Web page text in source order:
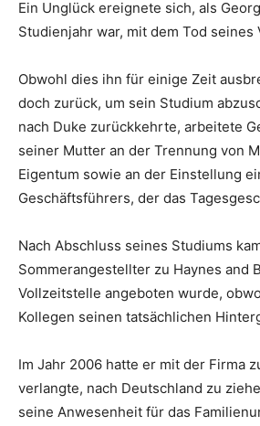
Ein Unglück ereignete sich, als
Studienjahr war, mit dem Tod seines
Obwohl dies ihn für einige Zeit
doch zurück, um sein Studium
nach Duke zurückkehrte, arbeitete
seiner Mutter an der Trennung von
Eigentum sowie an der Einstellung
Geschäftsführers, der das
Nach Abschluss seines Studiums
Sommerangestellter zu Haynes and
Vollzeitstelle angeboten wurde,
Kollegen seinen tatsächlichen
Im Jahr 2006 hatte er mit der Firma
verlangte, nach Deutschland zu
seine Anwesenheit für das